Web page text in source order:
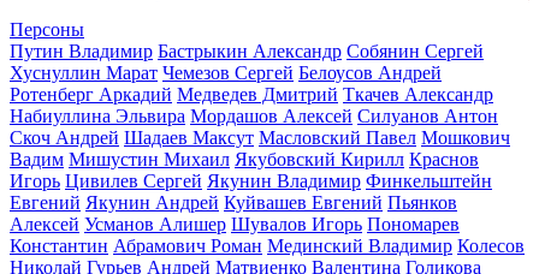
Персоны
Путин Владимир Бастрыкин Александр Собянин Сергей
Хуснуллин Марат Чемезов Сергей Белоусов Андрей
Ротенберг Аркадий Медведев Дмитрий Ткачев Александр
Набиуллина Эльвира Мордашов Алексей Силуанов Антон
Скоч Андрей Шадаев Максут Масловский Павел Мошкович
Вадим Мишустин Михаил Якубовский Кирилл Краснов
Игорь Цивилев Сергей Якунин Владимир Финкельштейн
Евгений Якунин Андрей Куйвашев Евгений Пьянков
Алексей Усманов Алишер Шувалов Игорь Пономарев
Константин Абрамович Роман Мединский Владимир Колесов
Николай Гурьев Андрей Матвиенко Валентина Голикова